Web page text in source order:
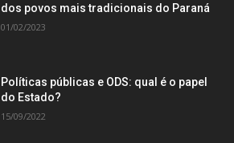
dos povos mais tradicionais do Paraná
01/02/2023
Políticas públicas e ODS: qual é o papel
do Estado?
15/09/2022